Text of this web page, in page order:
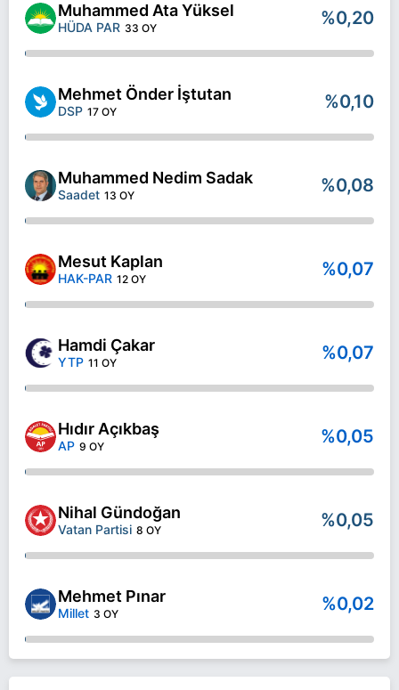
Muhammed Ata Yüksel
HÜDA PAR 33 OY %0,20
Mehmet Önder İştutan
DSP 17 OY %0,10
Muhammed Nedim Sadak
Saadet 13 OY %0,08
Mesut Kaplan
HAK-PAR 12 OY %0,07
Hamdi Çakar
YTP 11 OY %0,07
Hıdır Açıkbaş
AP 9 OY %0,05
Nihal Gündoğan
Vatan Partisi 8 OY %0,05
Mehmet Pınar
Millet 3 OY %0,02